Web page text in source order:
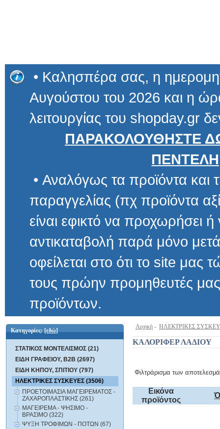
• Καλησπέρα σας, η
Αυγούστου του 2026 και η
λειτουργίας του shopday.gr
ΠΑΡΑΚΟΛΟΥΘΗΣΤΕ
• Αναλόγως τα προϊόντα και
παραγγελίας (πχ προϊόντα αξίας
είναι εφικτό να προχωρήσει ή να
αντικαταβολή παρά μόνο μετά
οφείλεται στο ότι το site μας τώρα
τους πρώην προμηθευτές μας
προϊόντων.
Κατηγορίες:[εδώ]
ΣΤΑΤΙΚΟΣ ΜΟΝΤΕΛΙΣΜΟΣ (21)
ΕΙΔΗ ΓΡΑΦΕΙΟΥ, B2B (2697)
ΕΙΔΗ ΚΗΠΟΥ, ΣΠΙΤΙΟΥ (797)
ΗΛΕΚΤΡΙΚΕΣ ΣΥΣΚΕΥΕΣ (3506)
ΠΡΟΕΤΟΙΜΑΣΙΑ ΜΑΓΕΙΡΕΜΑΤΟΣ -
ΖΑΧΑΡΟΠΛΑΣΤΙΚΗΣ (261)
ΜΑΓΕΙΡΕΜΑ - ΨΗΣΙΜΟ -
ΒΡΑΣΙΜΟ (322)
ΨΥΞΗ ΤΡΟΦΙΜΩΝ - ΠΟΤΩΝ (67)
Αρχική - ΗΛΕΚΤΡΙΚΕΣ
ΚΑΛΟΡΙΦΕΡ ΛΑΔΙΟΥ
Φιλτράρισμα των
Εικόνα
προϊόντος